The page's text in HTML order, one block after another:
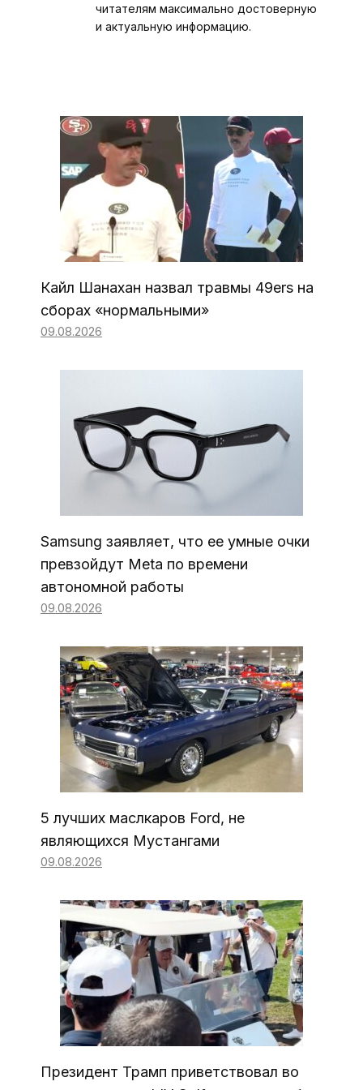
читателям максимально достоверную
и актуальную информацию.
Кайл Шанахан назвал травмы 49ers на
сборах «нормальными»
09.08.2026
Samsung заявляет, что ее умные очки
превзойдут Meta по времени
автономной работы
09.08.2026
5 лучших маслкаров Ford, не
являющихся Мустангами
09.08.2026
Президент Трамп приветствовал во